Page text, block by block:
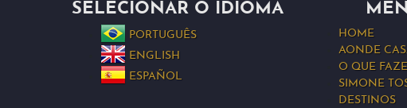
SELECIONAR O IDIOMA
PORTUGUÊS
ENGLISH
ESPAÑOL
HOME
AONDE
O QUE
SIMONE
DESTINOS